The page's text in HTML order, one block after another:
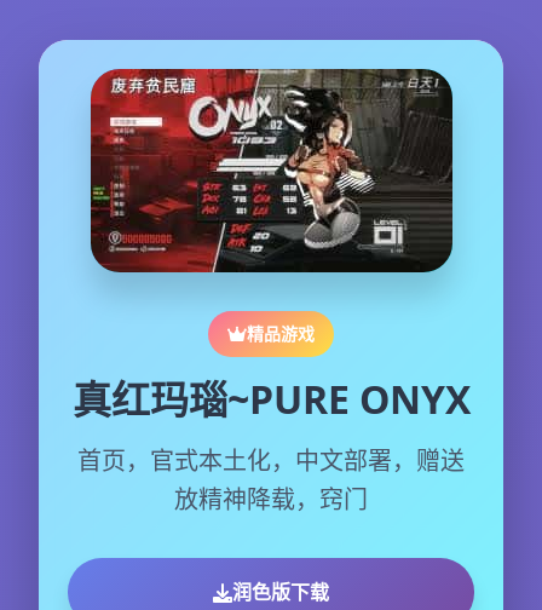
精品游戏
真红玛瑙~PURE ONYX
首页，官式本土化，中文部署，赠送
放精神降载，窍门
润色版下载